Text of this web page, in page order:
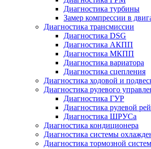
Диагностика турбины
Замер компрессии в
Диагностика трансмиссии
Диагностика DSG
Диагностика АКПП
Диагностика МКПП
Диагностика вариатора
Диагностика сцепления
Диагностика ходовой и
Диагностика рулевого
Диагностика ГУР
Диагностика рулевой
Диагностика ШРУСа
Диагностика кондиционера
Диагностика системы
Диагностика тормозной